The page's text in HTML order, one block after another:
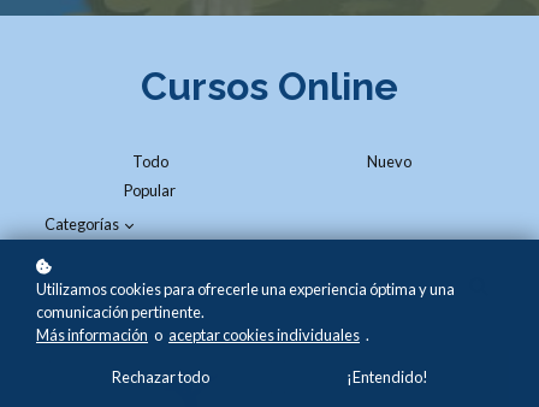
Cursos Online
Todo
Nuevo
Popular
Categorías
Utilizamos cookies para ofrecerle una experiencia óptima y una
comunicación pertinente.
Más información o aceptar cookies individuales .
Rechazar todo ¡Entendido!